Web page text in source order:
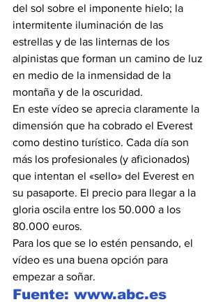
del sol sobre el imponente hielo; la
intermitente iluminación de las
estrellas y de las linternas de los
alpinistas que forman un camino de luz
en medio de la inmensidad de la
montaña y de la oscuridad.
En este vídeo se aprecia claramente la
dimensión que ha cobrado el Everest
como destino turístico. Cada día son
más los profesionales (y aficionados)
que intentan el «sello» del Everest en
su pasaporte. El precio para llegar a la
gloria oscila entre los 50.000 a los
80.000 euros.
Para los que se lo estén pensando, el
vídeo es una buena opción para
empezar a soñar.
Fuente: www.abc.es